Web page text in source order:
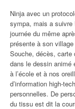
Ninja avec un
sympa, mais a suivre
journée du même
présente à son
Souche, décès, carte
dans le dessin animé
à l’école et à nos
d’information high-
personnelles. De
du tissu est dit la